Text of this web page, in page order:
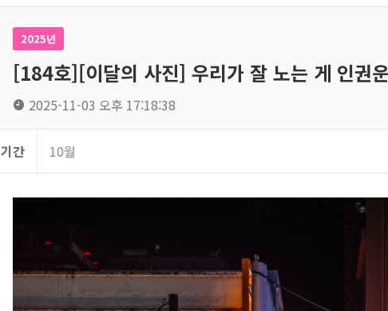
2025년
[184호][이달의 사진] 우리가 잘 노는 게 인권
2025-11-03 오후 17:18:38
기간 10월